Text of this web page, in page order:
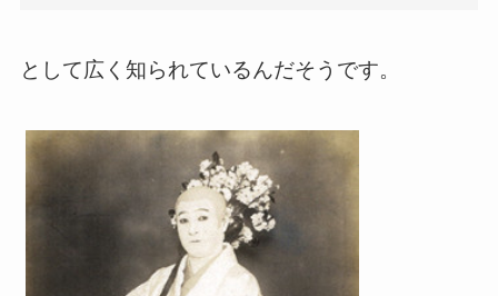
として広く知られているんだそうです。